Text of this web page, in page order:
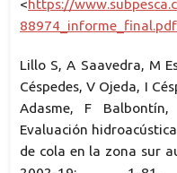
<https://
88974_informe_final.pdf
Lillo S, A Saavedra, M
Céspedes, V Ojeda, I
Adasme, F
Evaluación
de cola en la zona sur